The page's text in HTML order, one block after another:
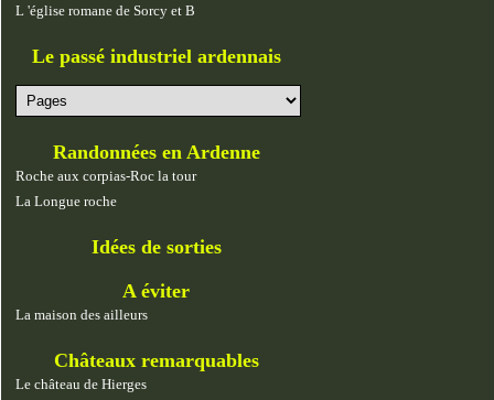
L 'église romane de Sorcy et B
Le passé industriel ardennais
Randonnées en Ardenne
Roche aux corpias-Roc la tour
La Longue roche
Idées de sorties
A éviter
La maison des ailleurs
Châteaux remarquables
Le château de Hierges